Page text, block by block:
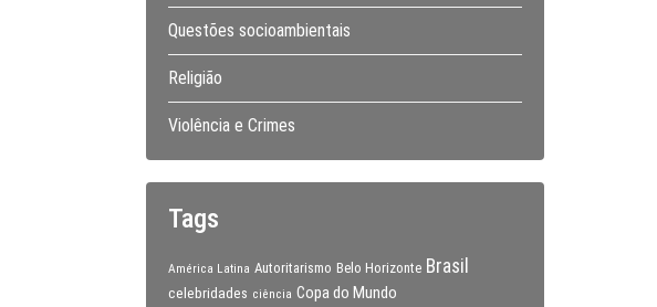
Questões socioambientais
Religião
Violência e Crimes
Tags
América Latina Autoritarismo Belo Horizonte Brasil
celebridades ciência Copa do Mundo